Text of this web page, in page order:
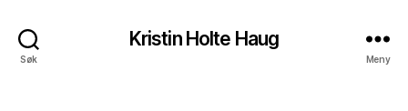
Søk
Kristin Holte Haug
Meny